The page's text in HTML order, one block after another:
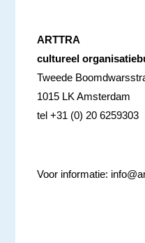
ARTTRA
cultureel
Tweede
1015 LK Amsterdam
tel +31 (0) 20 6259303
Voor informatie: